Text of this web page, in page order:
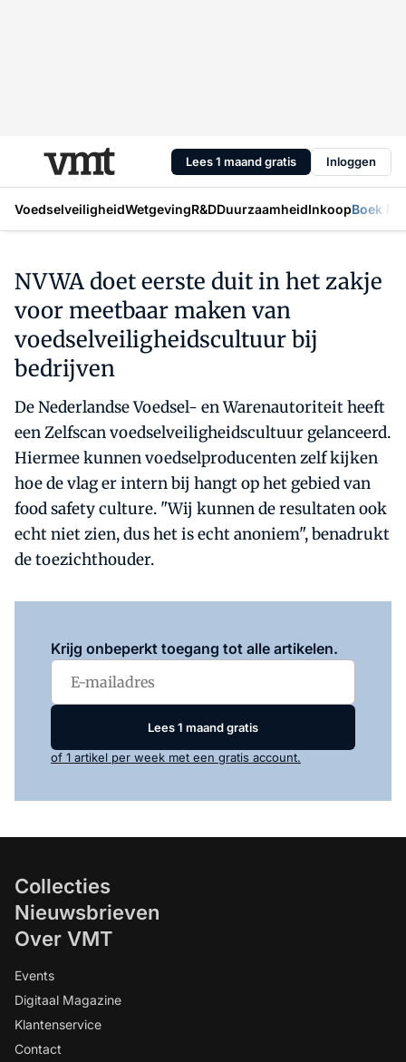
Lees 1 maand gratis Inloggen
VoedselveiligheidWetgevingR&DDuurzaamheidInkoopBoek
NVWA doet eerste duit in het zakje
voor meetbaar maken van
voedselveiligheidscultuur bij
bedrijven
De Nederlandse Voedsel- en Warenautoriteit heeft
een Zelfscan voedselveiligheidscultuur gelanceerd.
Hiermee kunnen voedselproducenten zelf kijken
hoe de vlag er intern bij hangt op het gebied van
food safety culture. "Wij kunnen de resultaten ook
echt niet zien, dus het is echt anoniem", benadrukt
de toezichthouder.
Krijg onbeperkt toegang tot alle artikelen.
Lees 1 maand gratis
of 1 artikel per week met een gratis account.
Collecties
Nieuwsbrieven
Over VMT
Events
Digitaal Magazine
Klantenservice
Contact